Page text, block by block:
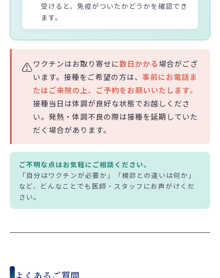
受けると、免疫がついたかどうかを確認でき
ます。
⚠️ワクチンはお取り寄せに数日かかる場合がござ
います。接種をご希望の方は、 事前にお電話ま
たはご来院の上、ご予約をお願いいたします。
接種当日は体調が良好な状態でお越しくださ
い。発熱・体調不良の際は接種を延期していた
だく場合があります。
ご不明な点はお気軽にご相談ください。
「自分はワクチンが必要か」「検診との違いは何か」
など、どんなことでも医師・スタッフにお声がけくだ
さい。
よくあるご質問